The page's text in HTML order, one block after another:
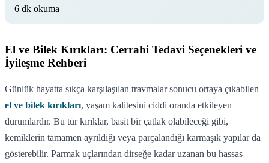
6 dk okuma
El ve Bilek Kırıkları: Cerrahi Tedavi Seçenekleri ve
İyileşme Rehberi
Günlük hayatta sıkça karşılaşılan travmalar sonucu ortaya çıkabilen
el ve bilek kırıkları, yaşam kalitesini ciddi oranda etkileyen
durumlardır. Bu tür kırıklar, basit bir çatlak olabileceği gibi,
kemiklerin tamamen ayrıldığı veya parçalandığı karmaşık yapılar da
gösterebilir. Parmak uçlarından dirseğe kadar uzanan bu hassas